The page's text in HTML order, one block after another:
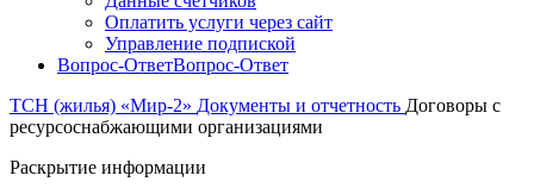
Оплатить услуги через сайт
Управление подпиской
Вопрос-ОтветВопрос-Ответ
ТСН (жилья) «Мир-2» Документы и отчетность Договоры c
ресурсоснабжающими организациями
Раскрытие информации